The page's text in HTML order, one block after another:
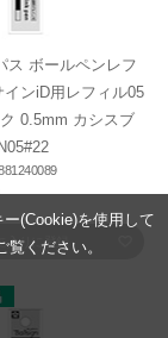
ス ボールペンレフ
インiD用レフィル05
0.5mm カシスブ
入りに登録
(Cookie)を使用して
覧ください。